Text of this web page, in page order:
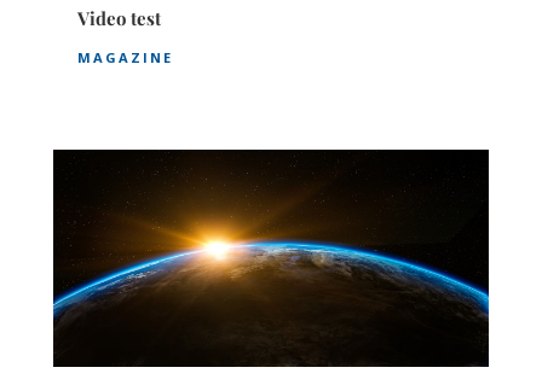
Video test
MAGAZINE